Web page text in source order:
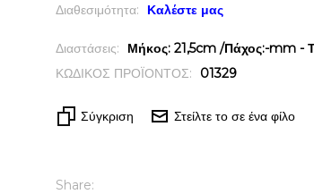
Διαθεσιμότητα: Καλέστε μας
Διαστάσεις:
Μήκος: 21,5cm /Πάχος:-mm -
ΚΩΔΙΚΟΣ ΠΡΟΪΟΝΤΟΣ:
01329
Σύγκριση Στείλτε το σε ένα φίλο
Share: